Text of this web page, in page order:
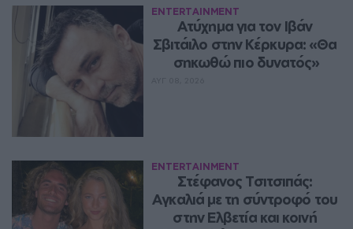
ENTERTAINMENT
Ατύχημα για τον Ιβάν
Σβιτάιλο στην Κέρκυρα: «Θα
σηκωθώ πιο δυνατός»
ENTERTAINMENT
Στέφανος Τσιτσιπάς:
Αγκαλιά με τη σύντροφό του
στην Ελβετία και κοινή